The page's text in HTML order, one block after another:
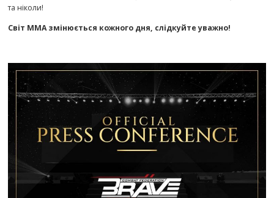
та ніколи!
Світ ММА змінюється кожного дня, слідкуйте уважно!